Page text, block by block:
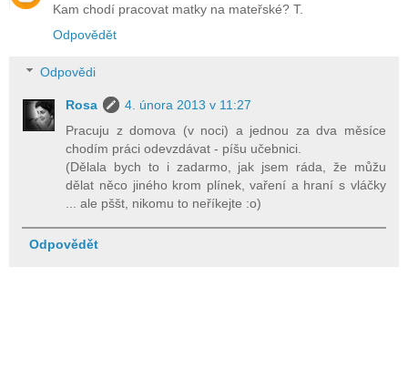
Kam chodí pracovat matky na mateřské? T.
Odpovědět
Odpovědi
Rosa
4. února 2013 v 11:27
Pracuju z domova (v noci) a jednou za dva měsíce
chodím práci odevzdávat - píšu učebnici.
(Dělala bych to i zadarmo, jak jsem ráda, že můžu
dělat něco jiného krom plínek, vaření a hraní s vláčky
... ale pššt, nikomu to neříkejte :o)
Odpovědět